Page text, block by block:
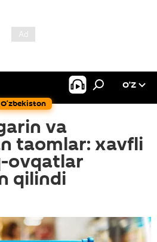
O‘zbekiston
O’Z
va
taomlar: xavfli
ovqatlar
qilindi